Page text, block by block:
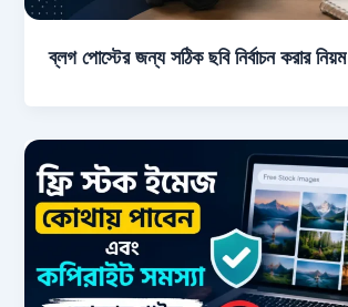
ব্লগ পোস্টের জন্য সঠিক ছবি নির্বাচন করার নিয়ম